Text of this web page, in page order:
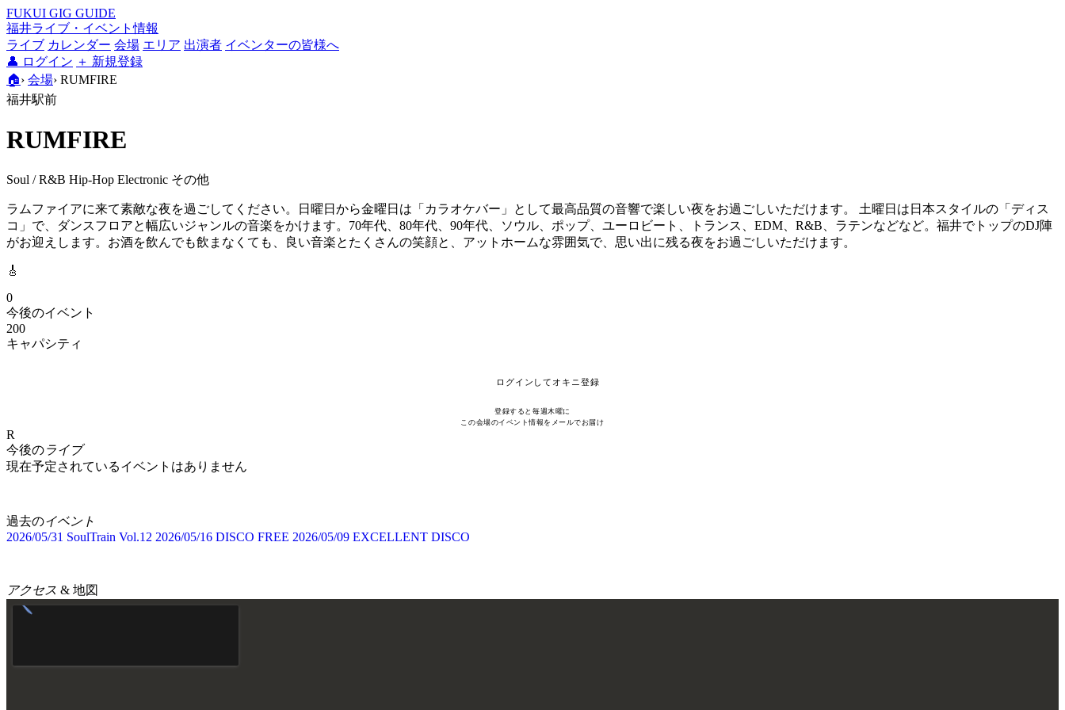
FUKUI GIG GUIDE
福井ライブ・イベント情報
ライブ カレンダー 会場 エリア 出演者 イベンターの皆様へ
👤 ログイン ＋ 新規登録
🏠› 会場› RUMFIRE
福井駅前
RUMFIRE
Soul / R&B Hip-Hop Electronic その他
ラムファイアに来て素敵な夜を過ごしてください。日曜日から金曜日は「カラオケバー」として最高品質の音響で楽しい夜をお過ごしいただけます。 土曜日は日本スタイルの「ディス
コ」で、ダンスフロアと幅広いジャンルの音楽をかけます。70年代、80年代、90年代、ソウル、ポップ、ユーロビート、トランス、EDM、R&B、ラテンなどなど。福井でトップのDJ陣
がお迎えします。お酒を飲んでも飲まなくても、良い音楽とたくさんの笑顔と、アットホームな雰囲気で、思い出に残る夜をお過ごしいただけます。
🎸
0
今後のイベント
200
キャパシティ
ログインしてオキニ登録
登録すると毎週木曜に
この会場のイベント情報をメールでお届け
R
今後のライブ
現在予定されているイベントはありません
過去のイベント
2026/05/31 SoulTrain Vol.12 2026/05/16 DISCO FREE 2026/05/09 EXCELLENT DISCO
アクセス & 地図